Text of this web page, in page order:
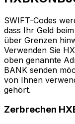
SWIFT-Codes
dass Ihr Geld
über Grenzen
Verwenden Sie
oben genannte
BANK senden
von Ihnen
gehört.
Zerbrechen